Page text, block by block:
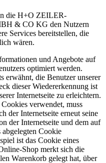
die H+O ZEILER-
& CO KG den Nutzern
Services bereitstellen, die
wären.
und Angebote auf
optimiert werden.
erwähnt, die Benutzer unserer
dieser Wiedererkennung ist
Internetseite zu erleichtern.
verwendet, muss
der Internetseite erneut seine
der Internetseite und dem auf
abgelegten Cookie
ist das Cookie eines
Shop merkt sich die
Warenkorb gelegt hat, über